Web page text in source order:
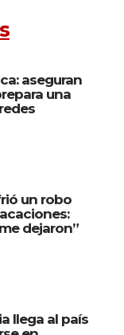
aseguran
una
un robo
dejaron”
llega al país